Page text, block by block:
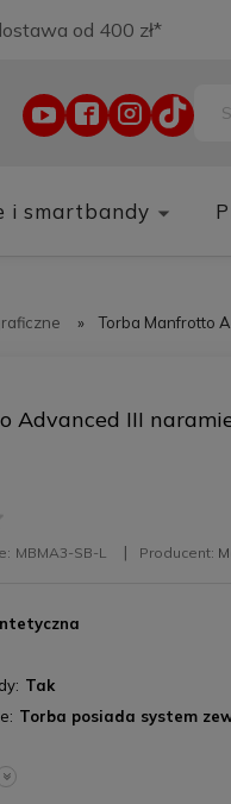
od 400 zł*
i smartbandy
» Torba Manfrotto
Advanced III
MBMA3-SB-L Producent:
Tak
Torba posiada system